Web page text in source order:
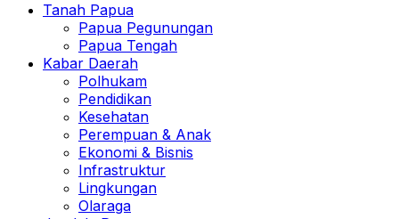
Tanah Papua
Papua Pegunungan
Papua Tengah
Kabar Daerah
Polhukam
Pendidikan
Kesehatan
Perempuan & Anak
Ekonomi & Bisnis
Infrastruktur
Lingkungan
Olaraga